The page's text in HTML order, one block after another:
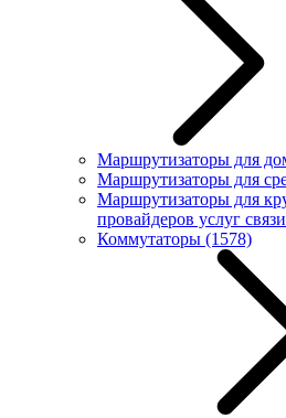
Маршрутизаторы для
Маршрутизаторы для
Маршрутизаторы для
провайдеров услуг связи
Коммутаторы (1578)